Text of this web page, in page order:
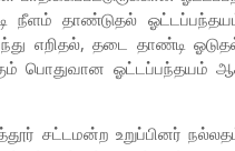
நீளம் தாண்டுதல்
எறிதல், தடை தாண்டி
பொதுவான ஓட்டப்பந்தயம்
சட்டமன்ற உறுப்பினர்